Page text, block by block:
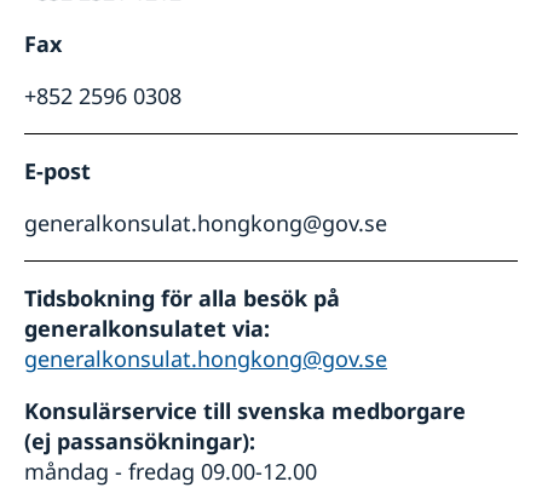
Fax
+852 2596 0308
E-post
generalkonsulat.hongkong@gov.se
Tidsbokning för alla besök på
generalkonsulatet via:
generalkonsulat.hongkong@gov.se
Konsulärservice till svenska medborgare
(ej passansökningar):
måndag - fredag 09.00-12.00